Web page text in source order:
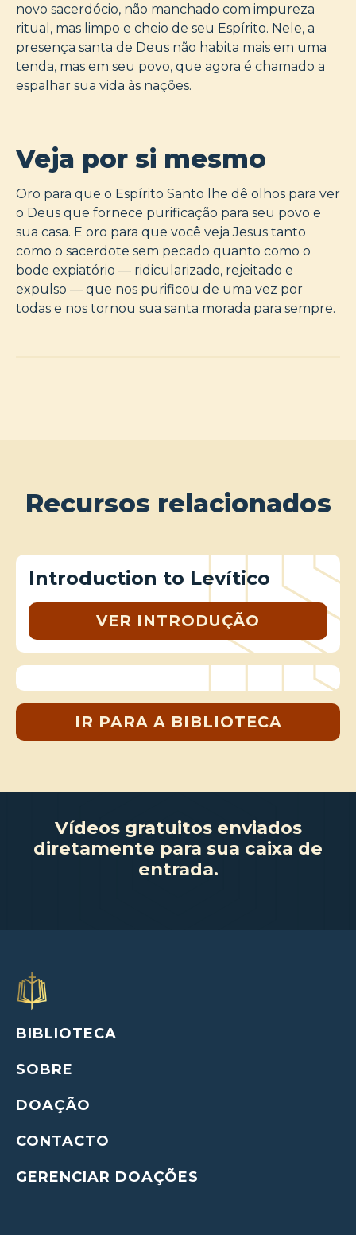
novo sacerdócio, não manchado com impureza
ritual, mas limpo e cheio de seu Espírito. Nele, a
presença santa de Deus não habita mais em uma
tenda, mas em seu povo, que agora é chamado a
espalhar sua vida às nações.
Veja por si mesmo
Oro para que o Espírito Santo lhe dê olhos para ver
o Deus que fornece purificação para seu povo e
sua casa. E oro para que você veja Jesus tanto
como o sacerdote sem pecado quanto como o
bode expiatório — ridicularizado, rejeitado e
expulso — que nos purificou de uma vez por
todas e nos tornou sua santa morada para sempre.
Recursos relacionados
Introduction to Levítico
VER INTRODUÇÃO
IR PARA A BIBLIOTECA
Vídeos gratuitos enviados
diretamente para sua caixa de
entrada.
BIBLIOTECA
SOBRE
DOAÇÃO
CONTACTO
GERENCIAR DOAÇÕES